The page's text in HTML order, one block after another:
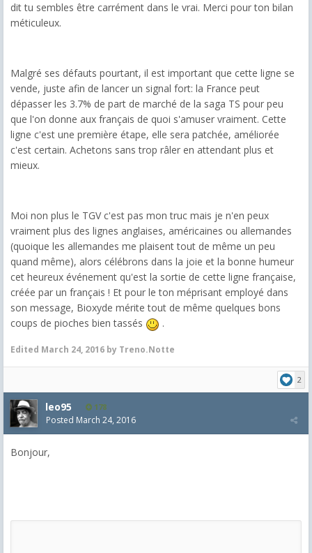
dit tu sembles être carrément dans le vrai. Merci pour ton bilan
méticuleux.
Malgré ses défauts pourtant, il est important que cette ligne se
vende, juste afin de lancer un signal fort: la France peut
dépasser les 3.7% de part de marché de la saga TS pour peu
que l'on donne aux français de quoi s'amuser vraiment. Cette
ligne c'est une première étape, elle sera patchée, améliorée
c'est certain. Achetons sans trop râler en attendant plus et
mieux.
Moi non plus le TGV c'est pas mon truc mais je n'en peux
vraiment plus des lignes anglaises, américaines ou allemandes
(quoique les allemandes me plaisent tout de même un peu
quand même), alors célébrons dans la joie et la bonne humeur
cet heureux événement qu'est la sortie de cette ligne française,
créée par un français ! Et pour le ton méprisant employé dans
son message, Bioxyde mérite tout de même quelques bons
coups de pioches bien tassés
.
Edited March 24, 2016 by Treno.Notte
2
leo95 178
Posted March 24, 2016
Bonjour,